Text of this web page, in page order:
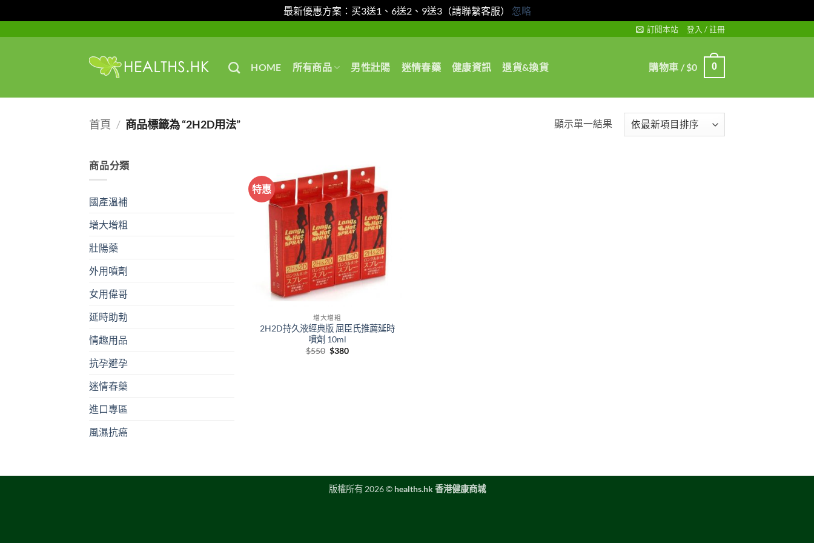
最新優惠方案：买3送1、6送2、9送3（請聯繫客服） 忽略
訂閱本站 登入 / 註冊
HOME 所有商品 男性壯陽 迷情春藥 健康資訊 退貨&換貨 購物車 /$0 0
首頁 / 商品標籤為 “2H2D用法” 顯示單一結果
商品分類
國產溫補
增大增粗
壯陽藥
外用噴劑
女用偉哥
延時助勃
情趣用品
抗孕避孕
迷情春藥
進口專區
風濕抗癌
特惠
增大增粗
2H2D持久液經典版 屈臣氏推薦延時
噴劑 10ml
$550 Original
$380Current
版權所有 2026 © healths.hk 香港健康商城